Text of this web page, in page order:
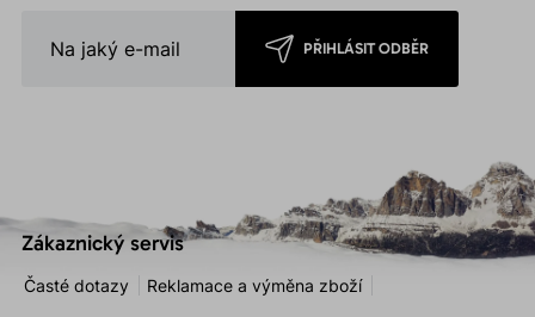
PŘIHLÁSIT ODBĚR
Zákaznický servis
Časté dotazy Reklamace a výměna zboží